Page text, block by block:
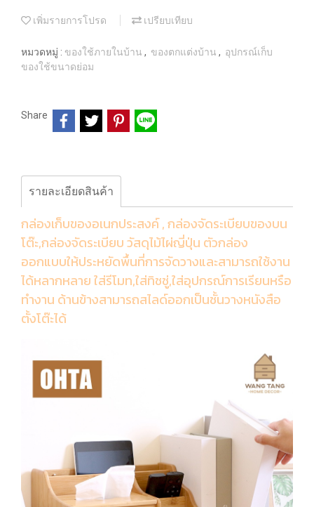
เพิ่มรายการโปรด เปรียบเทียบ
หมวดหมู่ : ของใช้ภายในบ้าน , ของตกแต่งบ้าน , อุปกรณ์เก็บ
ของใช้ขนาดย่อม
Share
รายละเอียดสินค้า
กล่องเก็บของอเนกประสงค์ , กล่องจัดระเบียบของบน
โต๊ะ,กล่องจัดระเบียบ วัสดุไม้ไผ่ญี่ปุ่น ตัวกล่อง
ออกแบบให้ประหยัดพื้นที่การจัดวางและสามารถใช้งาน
ได้หลากหลาย ใส่รีโมท,ใส่ทิชชู่,ใส่อุปกรณ์การเรียนหรือ
ทำงาน ด้านข้างสามารถสไลด์ออกเป็นชั้นวางหนังสือ
ตั้งโต๊ะได้